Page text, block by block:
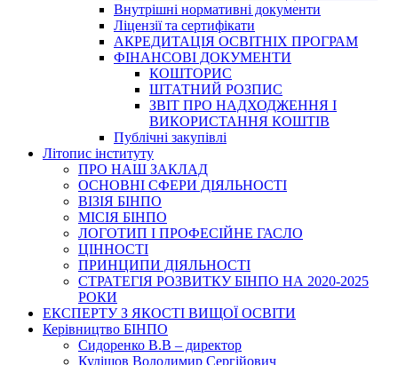
Внутрішні нормативні документи
Ліцензії та сертифікати
АКРЕДИТАЦІЯ ОСВІТНІХ ПРОГРАМ
ФІНАНСОВІ ДОКУМЕНТИ
КОШТОРИС
ШТАТНИЙ РОЗПИС
ЗВІТ ПРО НАДХОДЖЕННЯ І
ВИКОРИСТАННЯ КОШТІВ
Публічні закупівлі
Літопис інституту
ПРО НАШ ЗАКЛАД
ОСНОВНІ СФЕРИ ДІЯЛЬНОСТІ
ВІЗІЯ БІНПО
МІСІЯ БІНПО
ЛОГОТИП І ПРОФЕСІЙНЕ ГАСЛО
ЦІННОСТІ
ПРИНЦИПИ ДІЯЛЬНОСТІ
СТРАТЕГІЯ РОЗВИТКУ БІНПО НА 2020-2025
РОКИ
ЕКСПЕРТУ З ЯКОСТІ ВИЩОЇ ОСВІТИ
Керівництво БІНПО
Сидоренко В.В – директор
Кулішов Володимир Сергійович